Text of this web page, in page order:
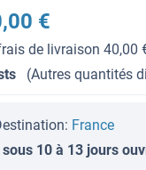
€
de livraison 40,00
(Autres quantités
France
sous 10 à 13 jours